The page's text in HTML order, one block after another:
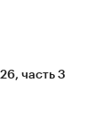
часть 3